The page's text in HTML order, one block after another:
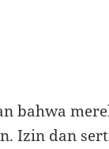
bahwa
Izin dan